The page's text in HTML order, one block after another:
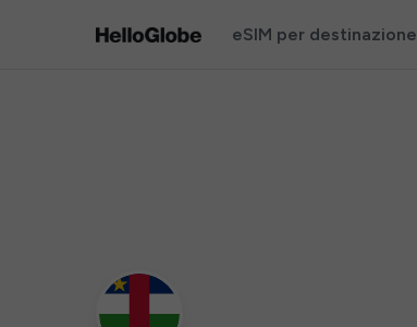
eSIM per destinazione